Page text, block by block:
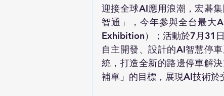
迎接全球AI應用浪潮，宏碁
智通」，今年參與全台最大
Exhibition）；活動於7月31
自主開發、設計的AI智慧停
統，打造全新的路邊停車解
補單」的目標，展現AI技術於